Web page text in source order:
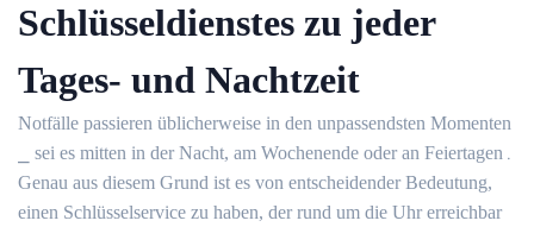
Schlüsseldienstes zu jeder
Tages- und Nachtzeit
Notfälle passieren üblicherweise in den unpassendsten Momenten
⎯ sei es mitten in der Nacht, am Wochenende oder an Feiertagen․
Genau aus diesem Grund ist es von entscheidender Bedeutung,
einen Schlüsselservice zu haben, der rund um die Uhr erreichbar